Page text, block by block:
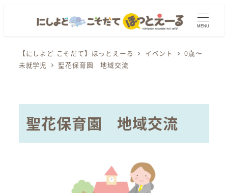
MENU
【にしよど こそだて】ほっとえーる イベント
0歳〜
未就学児
聖花保育園 地域交流
聖花保育園 地域交流